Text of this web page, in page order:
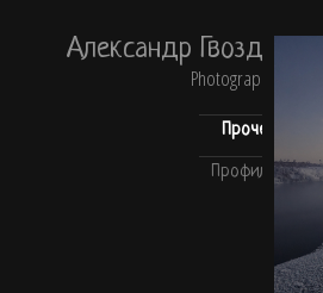
Александр Гвоздь
Photography
Прочее
Профиль